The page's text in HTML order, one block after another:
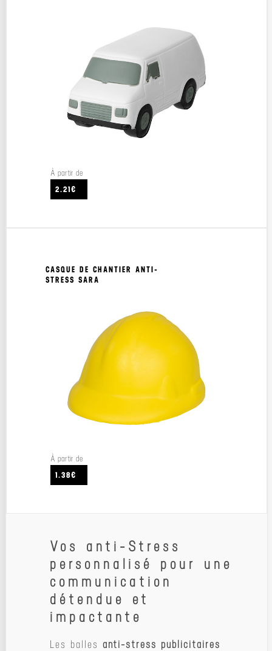
À partir de
2.21€
CASQUE DE CHANTIER ANTI-
STRESS SARA
À partir de
1.38€
Vos anti-Stress
personnalisé pour une
communication
détendue et
impactante
Les balles anti-stress publicitaires